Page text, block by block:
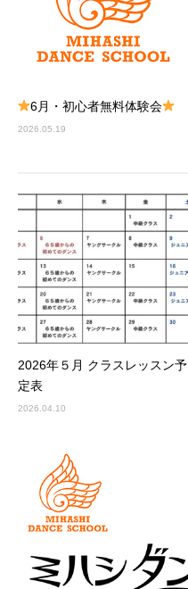
6月・初心者無料体験会
2026.05.19
2026年５月 クラスレッスン予
定表
2026.04.10